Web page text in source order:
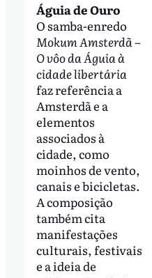
Águia de Ouro
O samba-enredo
Mokum Amsterdã –
O vôo da Águia à
cidade libertária
faz referência a
Amsterdã e a
elementos
associados à
cidade, como
moinhos de vento,
canais e bicicletas.
A composição
também cita
manifestações
culturais, festivais
e a ideia de